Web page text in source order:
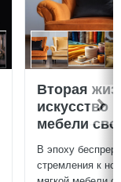
Вторая
искусство
мебели
В эпоху
стремления к